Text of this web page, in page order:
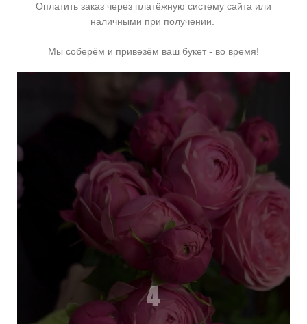
Оплатить заказ через платёжную систему сайта или
наличными при получении.
Мы соберём и привезём ваш букет - во время!